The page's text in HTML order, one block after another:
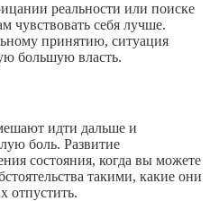
реальности или поиске
чувствовать себя лучше.
принятию, ситуация
большую власть.
идти дальше и
боль. Развитие
состояния, когда вы можете
такими, какие они
отпустить.